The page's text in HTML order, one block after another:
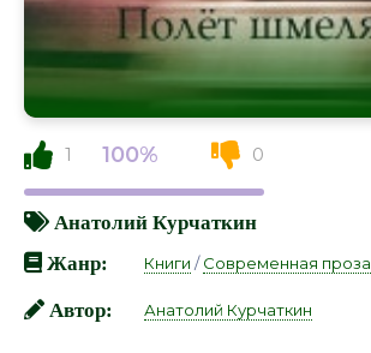
1 100% 0
Анатолий Курчаткин
Жанр:
Книги /Современная проза
Автор: Анатолий Курчаткин